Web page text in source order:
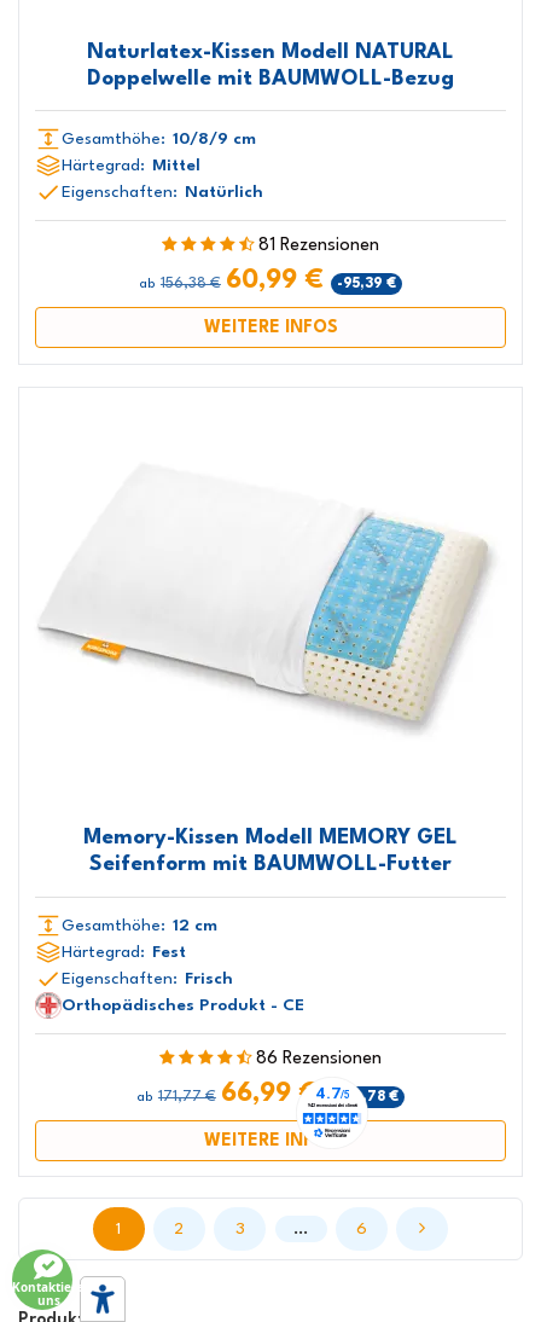
Naturlatex-Kissen Modell NATURAL
Doppelwelle mit BAUMWOLL-Bezug
Gesamthöhe: 10/8/9 cm
Härtegrad:
Mittel
Eigenschaften:
Natürlich
81 Rezensionen
ab 156,38 € 60,99 € -95,39 €
WEITERE INFOS
Memory-Kissen Modell MEMORY GEL
Seifenform mit BAUMWOLL-Futter
Gesamthöhe: 12 cm
Härtegrad:
Fest
Eigenschaften:
Frisch
Orthopädisches Produkt - CE
86 Rezensionen
ab 171,77 € 66,99 € -104,78 €
WEITERE INFOS
1 2 3 … 6
Kontaktiere
uns